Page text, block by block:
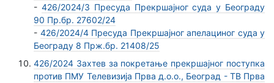
- 426/2024/3 Пресуда Прекршајног суда у Београду
90 Пр.бр. 27602/24
- 426/2024/4 Пресуда Прекршајног апелациног суда у
Београду 8 Прж.бр. 21408/25
426/2024 Захтев за покретање прекршајног поступка
против ПМУ Телевизија Прва д.о.о., Београд - ТВ Прва